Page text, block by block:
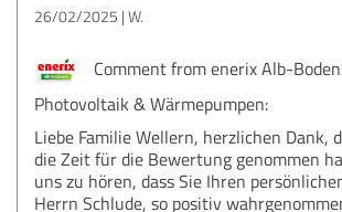
26/02/2025 W.
Comment from enerix Alb-
Photovoltaik & Wärmepumpen:
Liebe Familie Wellern, herzlichen Dank,
die Zeit für die Bewertung genommen
uns zu hören, dass Sie Ihren
Herrn Schlude, so positiv